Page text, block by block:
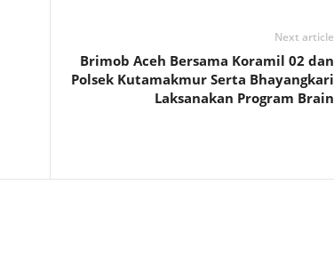
Next article
Brimob Aceh Bersama Koramil 02 dan
Polsek Kutamakmur Serta Bhayangkari
Laksanakan Program Brain